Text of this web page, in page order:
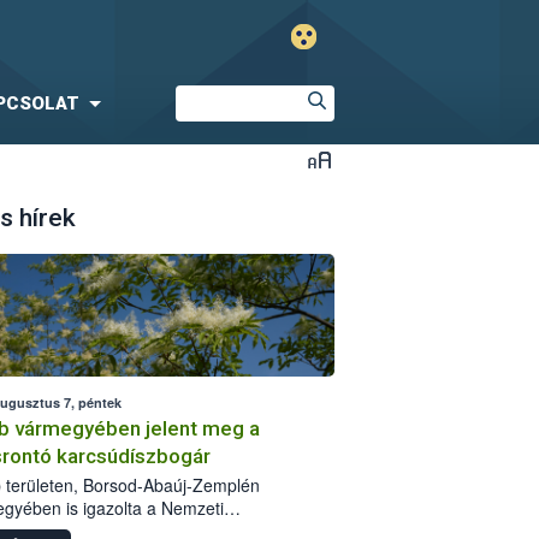
hírek
7, péntek
vármegyében jelent meg a
karcsúdíszbogár
területen, Borsod-Abaúj-Zemplén
is igazolta a Nemzeti
biztonsági Hivatal (Nébih) a